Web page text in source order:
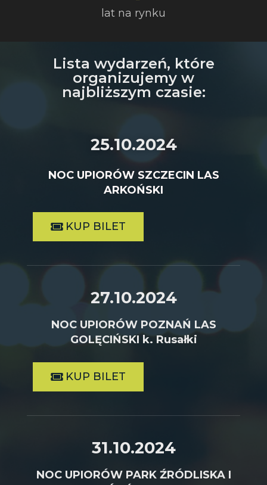
lat na rynku
Lista wydarzeń, które
organizujemy w
najbliższym czasie:
25.10.2024
NOC UPIORÓW SZCZECIN LAS
ARKOŃSKI
KUP BILET
27.10.2024
NOC UPIORÓW POZNAŃ LAS
GOLĘCIŃSKI k. Rusałki
KUP BILET
31.10.2024
NOC UPIORÓW PARK ŹRÓDLISKA I